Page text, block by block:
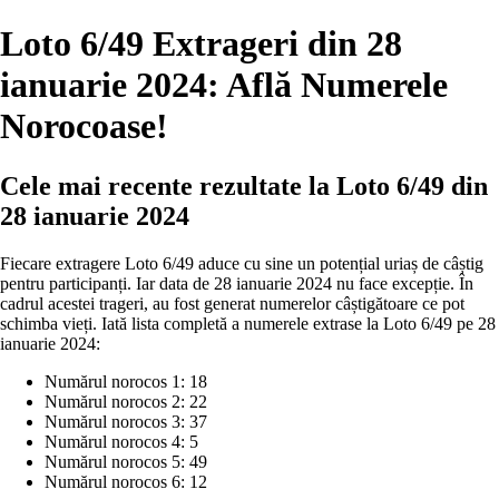
Loto 6/49 Extrageri din 28
ianuarie 2024: Află Numerele
Norocoase!
Cele mai recente rezultate la Loto 6/49 din
28 ianuarie 2024
Fiecare extragere Loto 6/49 aduce cu sine un potențial uriaș de câștig
pentru participanți. Iar data de 28 ianuarie 2024 nu face excepție. În
cadrul acestei trageri, au fost generat numerelor câștigătoare ce pot
schimba vieți. Iată lista completă a numerele extrase la Loto 6/49 pe 28
ianuarie 2024:
Numărul norocos 1: 18
Numărul norocos 2: 22
Numărul norocos 3: 37
Numărul norocos 4: 5
Numărul norocos 5: 49
Numărul norocos 6: 12